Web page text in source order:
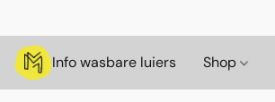
Info wasbare luiers Shop